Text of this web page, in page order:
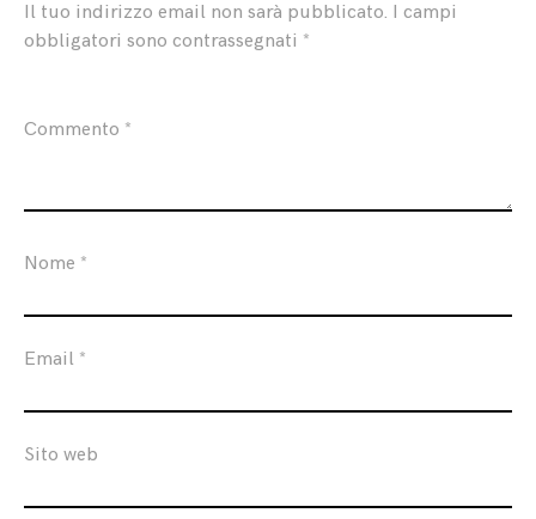
Il tuo indirizzo email non sarà pubblicato. I campi
obbligatori sono contrassegnati *
Commento *
Nome *
Email *
Sito web